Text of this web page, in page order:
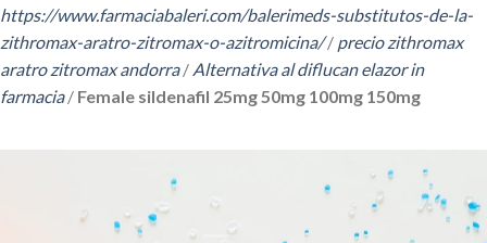
https://www.farmaciabaleri.com/balerimeds-substitutos-de-la-
zithromax-aratro-zitromax-o-azitromicina// precio zithromax
aratro zitromax andorra/ Alternativa al diflucan elazor in
farmacia/ Female sildenafil 25mg 50mg 100mg 150mg